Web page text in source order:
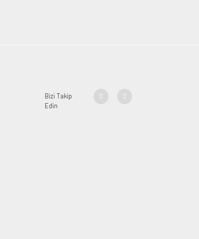
Bizi Takip
Edin